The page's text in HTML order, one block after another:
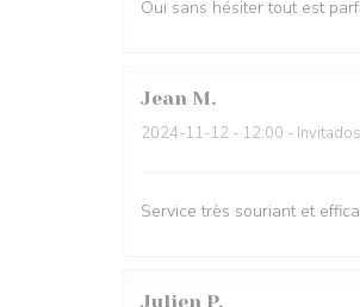
Oui sans hésiter tout est
Jean M
2024-11-12 - 12:00 -
Service très souriant et
Julien P